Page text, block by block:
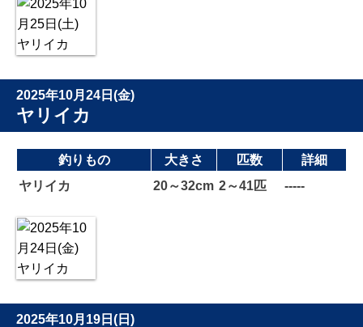
2025年10月24日(金)
ヤリイカ
釣りもの 大きさ 匹数
詳細
ヤリイカ
20～32cm 2～41匹 -----
2025年10月19日(日)